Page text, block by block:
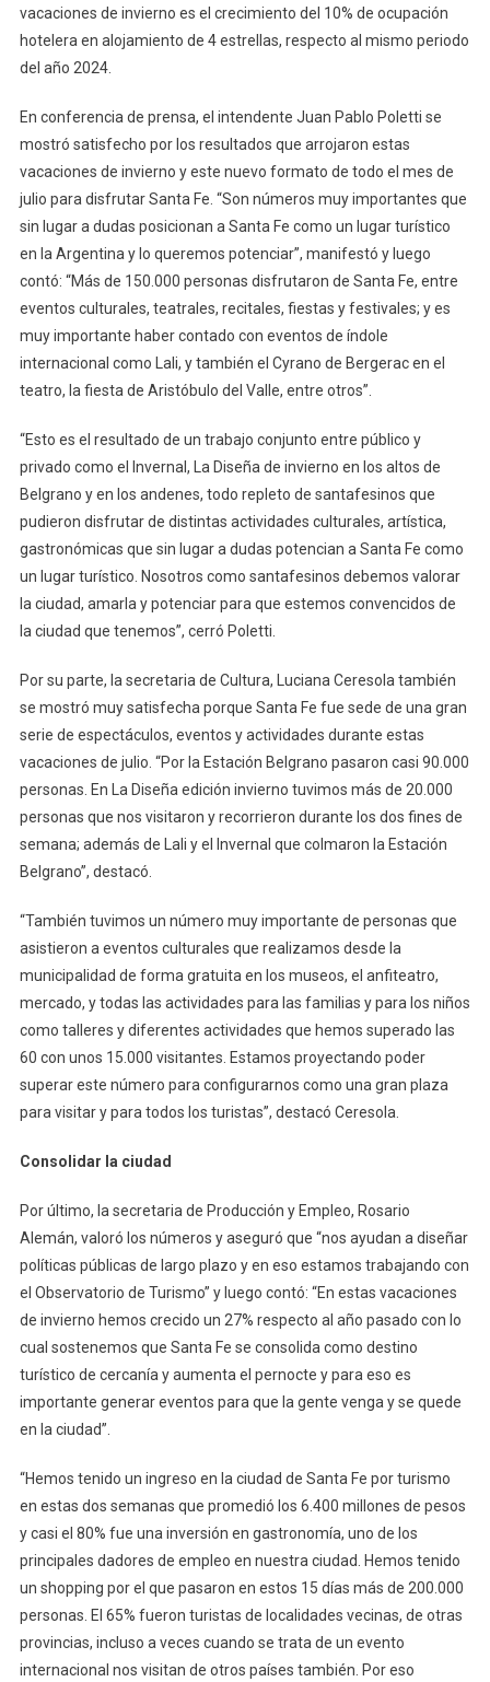
vacaciones de invierno es el crecimiento del 10% de ocupación
hotelera en alojamiento de 4 estrellas, respecto al mismo periodo
del año 2024.
En conferencia de prensa, el intendente Juan Pablo Poletti se
mostró satisfecho por los resultados que arrojaron estas
vacaciones de invierno y este nuevo formato de todo el mes de
julio para disfrutar Santa Fe. “Son números muy importantes que
sin lugar a dudas posicionan a Santa Fe como un lugar turístico
en la Argentina y lo queremos potenciar”, manifestó y luego
contó: “Más de 150.000 personas disfrutaron de Santa Fe, entre
eventos culturales, teatrales, recitales, fiestas y festivales; y es
muy importante haber contado con eventos de índole
internacional como Lali, y también el Cyrano de Bergerac en el
teatro, la fiesta de Aristóbulo del Valle, entre otros”.
“Esto es el resultado de un trabajo conjunto entre público y
privado como el Invernal, La Diseña de invierno en los altos de
Belgrano y en los andenes, todo repleto de santafesinos que
pudieron disfrutar de distintas actividades culturales, artística,
gastronómicas que sin lugar a dudas potencian a Santa Fe como
un lugar turístico. Nosotros como santafesinos debemos valorar
la ciudad, amarla y potenciar para que estemos convencidos de
la ciudad que tenemos”, cerró Poletti.
Por su parte, la secretaria de Cultura, Luciana Ceresola también
se mostró muy satisfecha porque Santa Fe fue sede de una gran
serie de espectáculos, eventos y actividades durante estas
vacaciones de julio. “Por la Estación Belgrano pasaron casi 90.000
personas. En La Diseña edición invierno tuvimos más de 20.000
personas que nos visitaron y recorrieron durante los dos fines de
semana; además de Lali y el Invernal que colmaron la Estación
Belgrano”, destacó.
“También tuvimos un número muy importante de personas que
asistieron a eventos culturales que realizamos desde la
municipalidad de forma gratuita en los museos, el anfiteatro,
mercado, y todas las actividades para las familias y para los niños
como talleres y diferentes actividades que hemos superado las
60 con unos 15.000 visitantes. Estamos proyectando poder
superar este número para configurarnos como una gran plaza
para visitar y para todos los turistas”, destacó Ceresola.
Consolidar la ciudad
Por último, la secretaria de Producción y Empleo, Rosario
Alemán, valoró los números y aseguró que “nos ayudan a diseñar
políticas públicas de largo plazo y en eso estamos trabajando con
el Observatorio de Turismo” y luego contó: “En estas vacaciones
de invierno hemos crecido un 27% respecto al año pasado con lo
cual sostenemos que Santa Fe se consolida como destino
turístico de cercanía y aumenta el pernocte y para eso es
importante generar eventos para que la gente venga y se quede
en la ciudad”.
“Hemos tenido un ingreso en la ciudad de Santa Fe por turismo
en estas dos semanas que promedió los 6.400 millones de pesos
y casi el 80% fue una inversión en gastronomía, uno de los
principales dadores de empleo en nuestra ciudad. Hemos tenido
un shopping por el que pasaron en estos 15 días más de 200.000
personas. El 65% fueron turistas de localidades vecinas, de otras
provincias, incluso a veces cuando se trata de un evento
internacional nos visitan de otros países también. Por eso